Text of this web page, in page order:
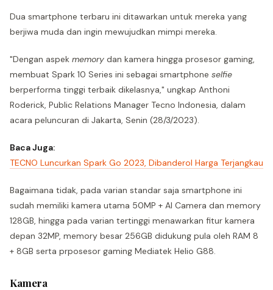
Dua smartphone terbaru ini ditawarkan untuk mereka yang
berjiwa muda dan ingin mewujudkan mimpi mereka.
"Dengan aspek memory dan kamera hingga prosesor gaming,
membuat Spark 10 Series ini sebagai smartphone selfie
berperforma tinggi terbaik dikelasnya," ungkap Anthoni
Roderick, Public Relations Manager Tecno Indonesia, dalam
acara peluncuran di Jakarta, Senin (28/3/2023).
Baca Juga:
TECNO Luncurkan Spark Go 2023, Dibanderol Harga Terjangkau
Bagaimana tidak, pada varian standar saja smartphone ini
sudah memiliki kamera utama 50MP + AI Camera dan memory
128GB, hingga pada varian tertinggi menawarkan fitur kamera
depan 32MP, memory besar 256GB didukung pula oleh RAM 8
+ 8GB serta prposesor gaming Mediatek Helio G88.
Kamera